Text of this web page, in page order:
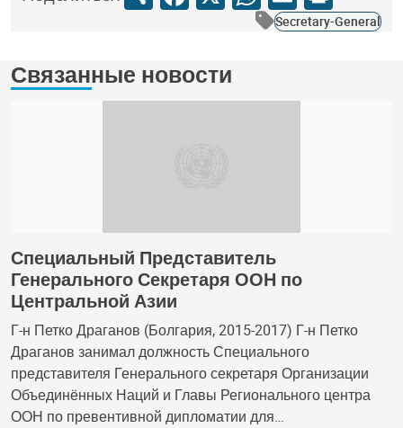
Secretary-General
Связанные новости
Специальный Представитель
Генерального Секретаря ООН по
Центральной Азии
Г-н Петко Драганов (Болгария, 2015-2017) Г-н Петко
Драганов занимал должность Специального
представителя Генерального секретаря Организации
Объединённых Наций и Главы Регионального центра
ООН по превентивной дипломатии для…